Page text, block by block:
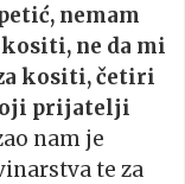
nemam
ne da mi
kositi, četiri
prijatelji
nam je
te za